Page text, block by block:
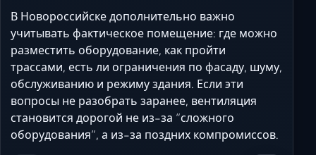
В Новороссийске дополнительно важно
учитывать фактическое помещение: где можно
разместить оборудование, как пройти
трассами, есть ли ограничения по фасаду, шуму,
обслуживанию и режиму здания. Если эти
вопросы не разобрать заранее, вентиляция
становится дорогой не из-за “сложного
оборудования”, а из-за поздних компромиссов.